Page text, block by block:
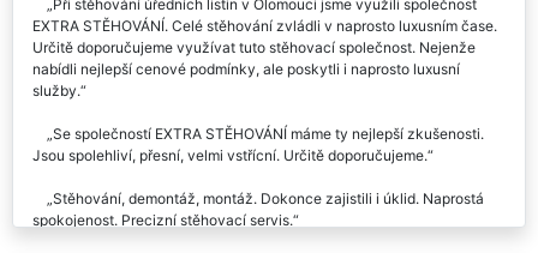
Při stěhování úředních listin v Olomouci jsme využili společnost
EXTRA STĚHOVÁNÍ. Celé stěhování zvládli v naprosto luxusním čase.
Určitě doporučujeme využívat tuto stěhovací společnost. Nejenže
nabídli nejlepší cenové podmínky, ale poskytli i naprosto luxusní
Se společností EXTRA STĚHOVÁNÍ máme ty nejlepší zkušenosti.
Stěhování, demontáž, montáž. Dokonce zajistili i úklid. Naprostá